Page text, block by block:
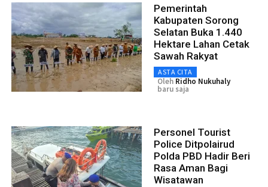
Pemerintah
Kabupaten Sorong
Selatan Buka 1.440
Hektare Lahan Cetak
Sawah Rakyat
ASTA CITA
Oleh Ridho Nukuhaly
baru saja
Personel Tourist
Police Ditpolairud
Polda PBD Hadir Beri
Rasa Aman Bagi
Wisatawan